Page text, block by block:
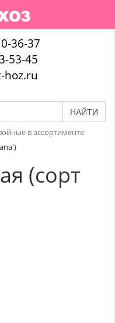
36-37
53-45
hoz.ru
НАЙТИ
в ассортименте
(сорт